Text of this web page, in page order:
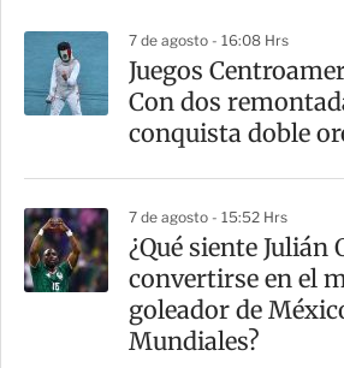
a
r
t
7 de agosto - 16:08 Hrs
Juegos
Con dos
conquista doble
7 de agosto - 15:52 Hrs
¿Qué siente Julián
convertirse en el
goleador de
Mundiales?